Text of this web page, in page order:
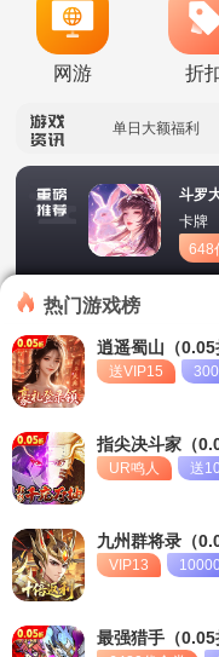
网游 折
新区单日助力活
单日大额福利
单日大额福利
转游活动
冠名活动
单日大额福利
斗罗
卡牌
648
币
热门游戏榜
逍遥蜀山（0.05
送VIP15
指尖决斗家（
UR鸣人 送
九州群将录（
VIP13
最强猎手（0.05